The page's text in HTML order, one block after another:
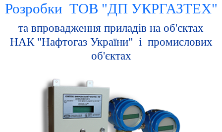
Розробки ТОВ "ДП УКРГАЗТЕХ"
та впровадження приладів на об'єктах
НАК "Нафтогаз України" і промислових
об'єктах